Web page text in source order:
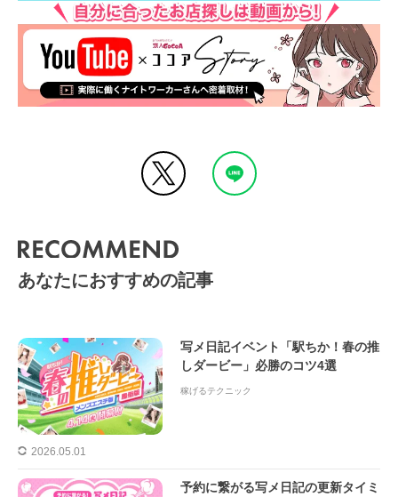
あなたにおすすめの記事
2026.05.01
写メ日記イベント「駅ちか！春の推
しダービー」必勝のコツ4選
稼げるテクニック
予約に繋がる写メ日記の更新タイミ